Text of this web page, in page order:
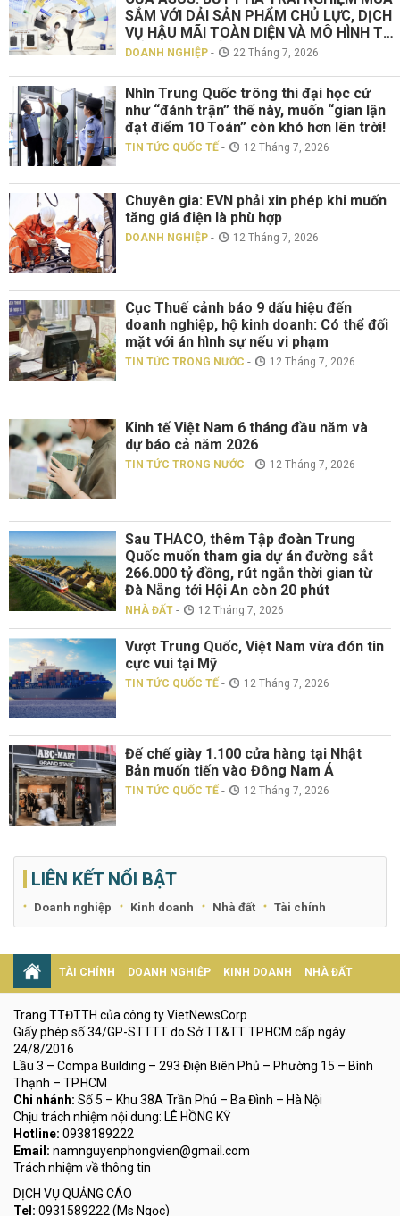
SẮM VỚI DẢI SẢN PHẨM CHỦ LỰC, DỊCH
VỤ HẬU MÃI TOÀN DIỆN VÀ MÔ HÌNH TƯ
VẤN TRỰC TIẾP “TOUCH ASUS”
DOANH NGHIỆP - 22 Tháng 7, 2026
Nhìn Trung Quốc trông thi đại học cứ
như “đánh trận” thế này, muốn “gian lận
đạt điểm 10 Toán” còn khó hơn lên trời!
TIN TỨC QUỐC TẾ - 12 Tháng 7, 2026
Chuyên gia: EVN phải xin phép khi muốn
tăng giá điện là phù hợp
DOANH NGHIỆP - 12 Tháng 7, 2026
Cục Thuế cảnh báo 9 dấu hiệu đến
doanh nghiệp, hộ kinh doanh: Có thể đối
mặt với án hình sự nếu vi phạm
TIN TỨC TRONG NƯỚC - 12 Tháng 7, 2026
Kinh tế Việt Nam 6 tháng đầu năm và
dự báo cả năm 2026
TIN TỨC TRONG NƯỚC - 12 Tháng 7, 2026
Sau THACO, thêm Tập đoàn Trung
Quốc muốn tham gia dự án đường sắt
266.000 tỷ đồng, rút ngắn thời gian từ
Đà Nẵng tới Hội An còn 20 phút
NHÀ ĐẤT - 12 Tháng 7, 2026
Vượt Trung Quốc, Việt Nam vừa đón tin
cực vui tại Mỹ
TIN TỨC QUỐC TẾ - 12 Tháng 7, 2026
Đế chế giày 1.100 cửa hàng tại Nhật
Bản muốn tiến vào Đông Nam Á
TIN TỨC QUỐC TẾ - 12 Tháng 7, 2026
LIÊN KẾT NỔI BẬT
Doanh nghiệp Kinh doanh Nhà đất Tài chính
TÀI CHÍNH DOANH NGHIỆP KINH DOANH NHÀ ĐẤT
Trang TTĐTTH của công ty VietNewsCorp
Giấy phép số 34/GP-STTTT do Sở TT&TT TP.HCM cấp ngày
24/8/2016
Lầu 3 – Compa Building – 293 Điện Biên Phủ – Phường 15 – Bình
Thạnh – TP.HCM
Chi nhánh: Số 5 – Khu 38A Trần Phú – Ba Đình – Hà Nội
Chịu trách nhiệm nội dung: LÊ HỒNG KỸ
Hotline: 0938189222
Email: namnguyenphongvien@gmail.com
Trách nhiệm về thông tin
DỊCH VỤ QUẢNG CÁO
Tel: 0931589222 (Ms Ngọc)